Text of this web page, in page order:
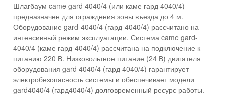
Шлагбаум came gard 4040/4 (или каме гард 4040/4)
предназначен для ограждения зоны въезда до 4 м.
Оборудование gard-4040/4 (гард-4040/4) рассчитано на
интенсивный режим эксплуатации. Система came gard-
4040/4 (каме гард-4040/4) рассчитана на подключение к
питанию 220 В. Низковольтное питание (24 В) двигателя
оборудования gard 4040/4 (гард 4040/4) гарантирует
электробезопасность системы и обеспечивает модели
gard4040/4 (гард4040/4) долговременный ресурс работы.